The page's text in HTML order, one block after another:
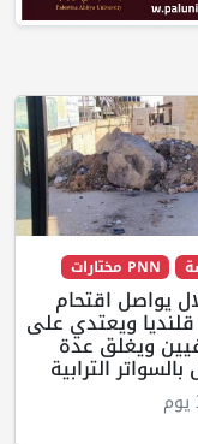
PNN مختارات
يواصل اقتحام
ويعتدي على
ويغلق عدة
الترابية
يوم